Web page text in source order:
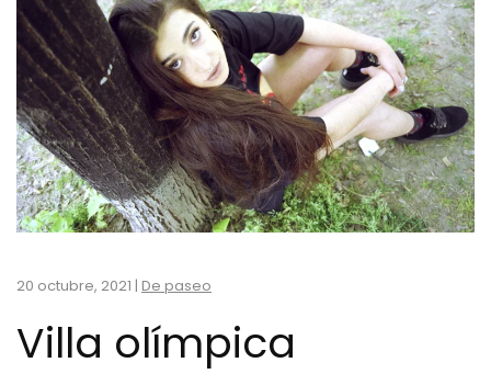
20 octubre, 2021 | De paseo
Villa olímpica